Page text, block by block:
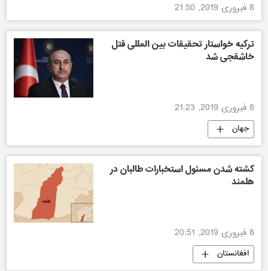
8 فبروری 2019, 21:50
ترکیه خواستار تحقیقات بین المللی قتل
خاشقجی شد
8 فبروری 2019, 21:23
جهان
کشته شدن مسئول استخبارات طالبان در
هلمند
8 فبروری 2019, 20:51
افغانستان